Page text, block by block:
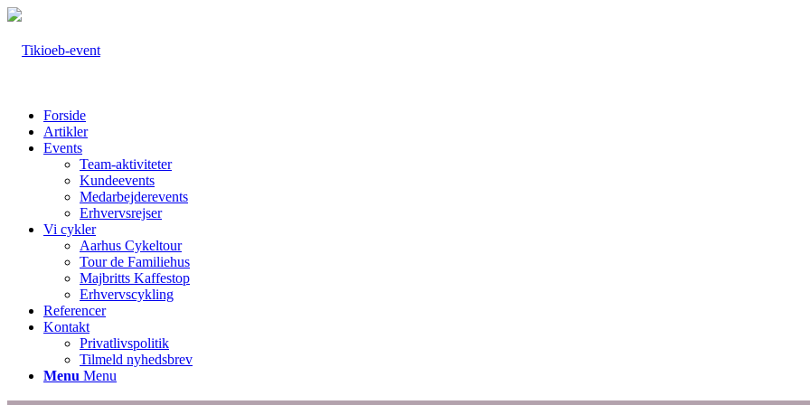
Forside
Artikler
Events
Team-aktiviteter
Kundeevents
Medarbejderevents
Erhvervsrejser
Vi cykler
Aarhus Cykeltour
Tour de Familiehus
Majbritts Kaffestop
Erhvervscykling
Referencer
Kontakt
Privatlivspolitik
Tilmeld nyhedsbrev
Menu Menu